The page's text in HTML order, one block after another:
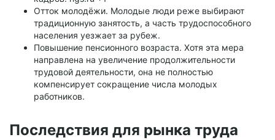
Отток молодёжи. Молодые люди реже выбирают
традиционную занятость, а часть трудоспособного
населения уезжает за рубеж.
Повышение пенсионного возраста. Хотя эта мера
направлена на увеличение продолжительности
трудовой деятельности, она не полностью
компенсирует сокращение числа молодых
работников.
Последствия для рынка труда